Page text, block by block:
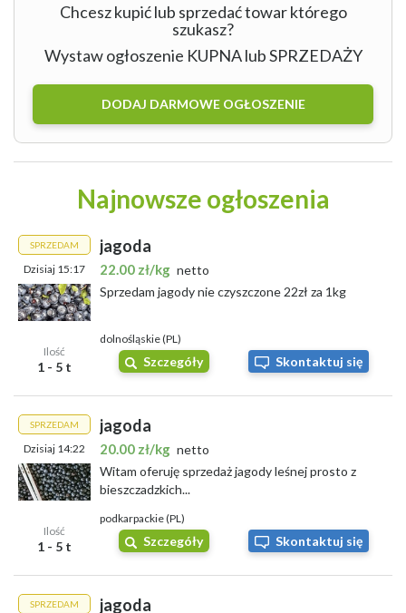
Chcesz kupić lub sprzedać towar którego
szukasz?
Wystaw ogłoszenie KUPNA lub SPRZEDAŻY
DODAJ DARMOWE OGŁOSZENIE
Najnowsze ogłoszenia
SPRZEDAM
Dzisiaj 15:17
Ilość
1 - 5 t
jagoda
22.00 zł/kg netto
Sprzedam jagody nie czyszczone 22zł za 1kg
dolnośląskie (PL)
Szczegóły Skontaktuj się
SPRZEDAM
Dzisiaj 14:22
Ilość
1 - 5 t
jagoda
20.00 zł/kg netto
Witam oferuję sprzedaż jagody leśnej prosto z
bieszczadzkich...
podkarpackie (PL)
Szczegóły Skontaktuj się
SPRZEDAM jagoda